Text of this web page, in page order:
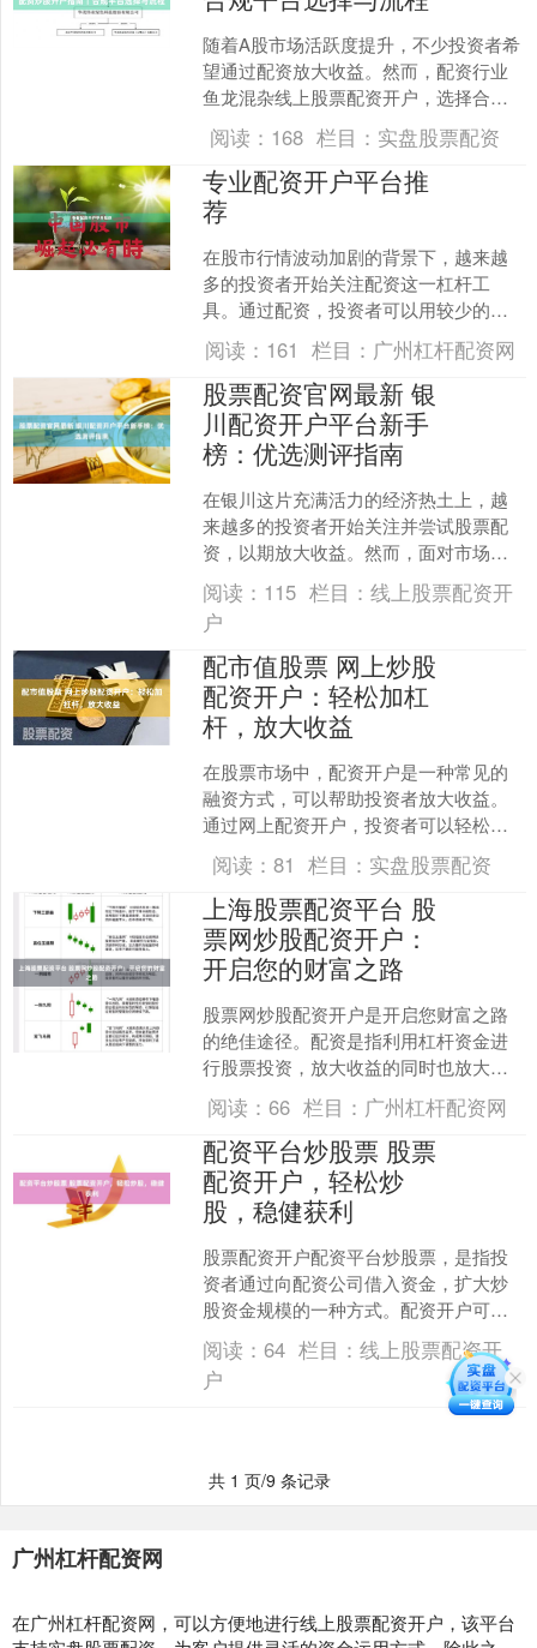
随着A股市场活跃度提升，不少投资者希
望通过配资放大收益。然而，配资行业
鱼龙混杂线上股票配资开户，选择合规
平台、了解正确开户流程至关重要。本
文将为您详细解析配资炒....
阅读： 168 栏目： 实盘股票配资
专业配资开户平台推
荐
在股市行情波动加剧的背景下，越来越
多的投资者开始关注配资这一杠杆工
具。通过配资，投资者可以用较少的自
有资金撬动更大规模的交易，从而放大
收益。然而，面对市场上众多....
阅读： 161 栏目： 广州杠杆配资网
股票配资官网最新 银
川配资开户平台新手
榜：优选测评指南
在银川这片充满活力的经济热土上，越
来越多的投资者开始关注并尝试股票配
资，以期放大收益。然而，面对市场上
众多的配资平台，新手投资者往往感到
迷茫，不知如何选择。一份....
阅读： 115 栏目：线上股票配资开
户
配市值股票 网上炒股
配资开户：轻松加杠
杆，放大收益
在股票市场中，配资开户是一种常见的
融资方式，可以帮助投资者放大收益。
通过网上配资开户，投资者可以轻松获
得杠杆资金，从而提高投资效率。 1. 监
管合规：查看该公司....
阅读：81 栏目： 实盘股票配资
上海股票配资平台 股
票网炒股配资开户：
开启您的财富之路
股票网炒股配资开户是开启您财富之路
的绝佳途径。配资是指利用杠杆资金进
行股票投资，放大收益的同时也放大风
险。股票网作为一家专业的配资平台上
海股票配资平台，为投资者....
阅读： 66 栏目： 广州杠杆配资网
配资平台炒股票 股票
配资开户，轻松炒
股，稳健获利
股票配资开户配资平台炒股票，是指投
资者通过向配资公司借入资金，扩大炒
股资金规模的一种方式。配资开户可以
帮助投资者放大收益，但同时也存在一
定的风险。 * **放大....
阅读：64 栏目：线上股票配资开
户
共 1 页/9 条记录
广州杠杆配资网
在广州杠杆配资网，可以方便地进行线上股票配资开户，该平台